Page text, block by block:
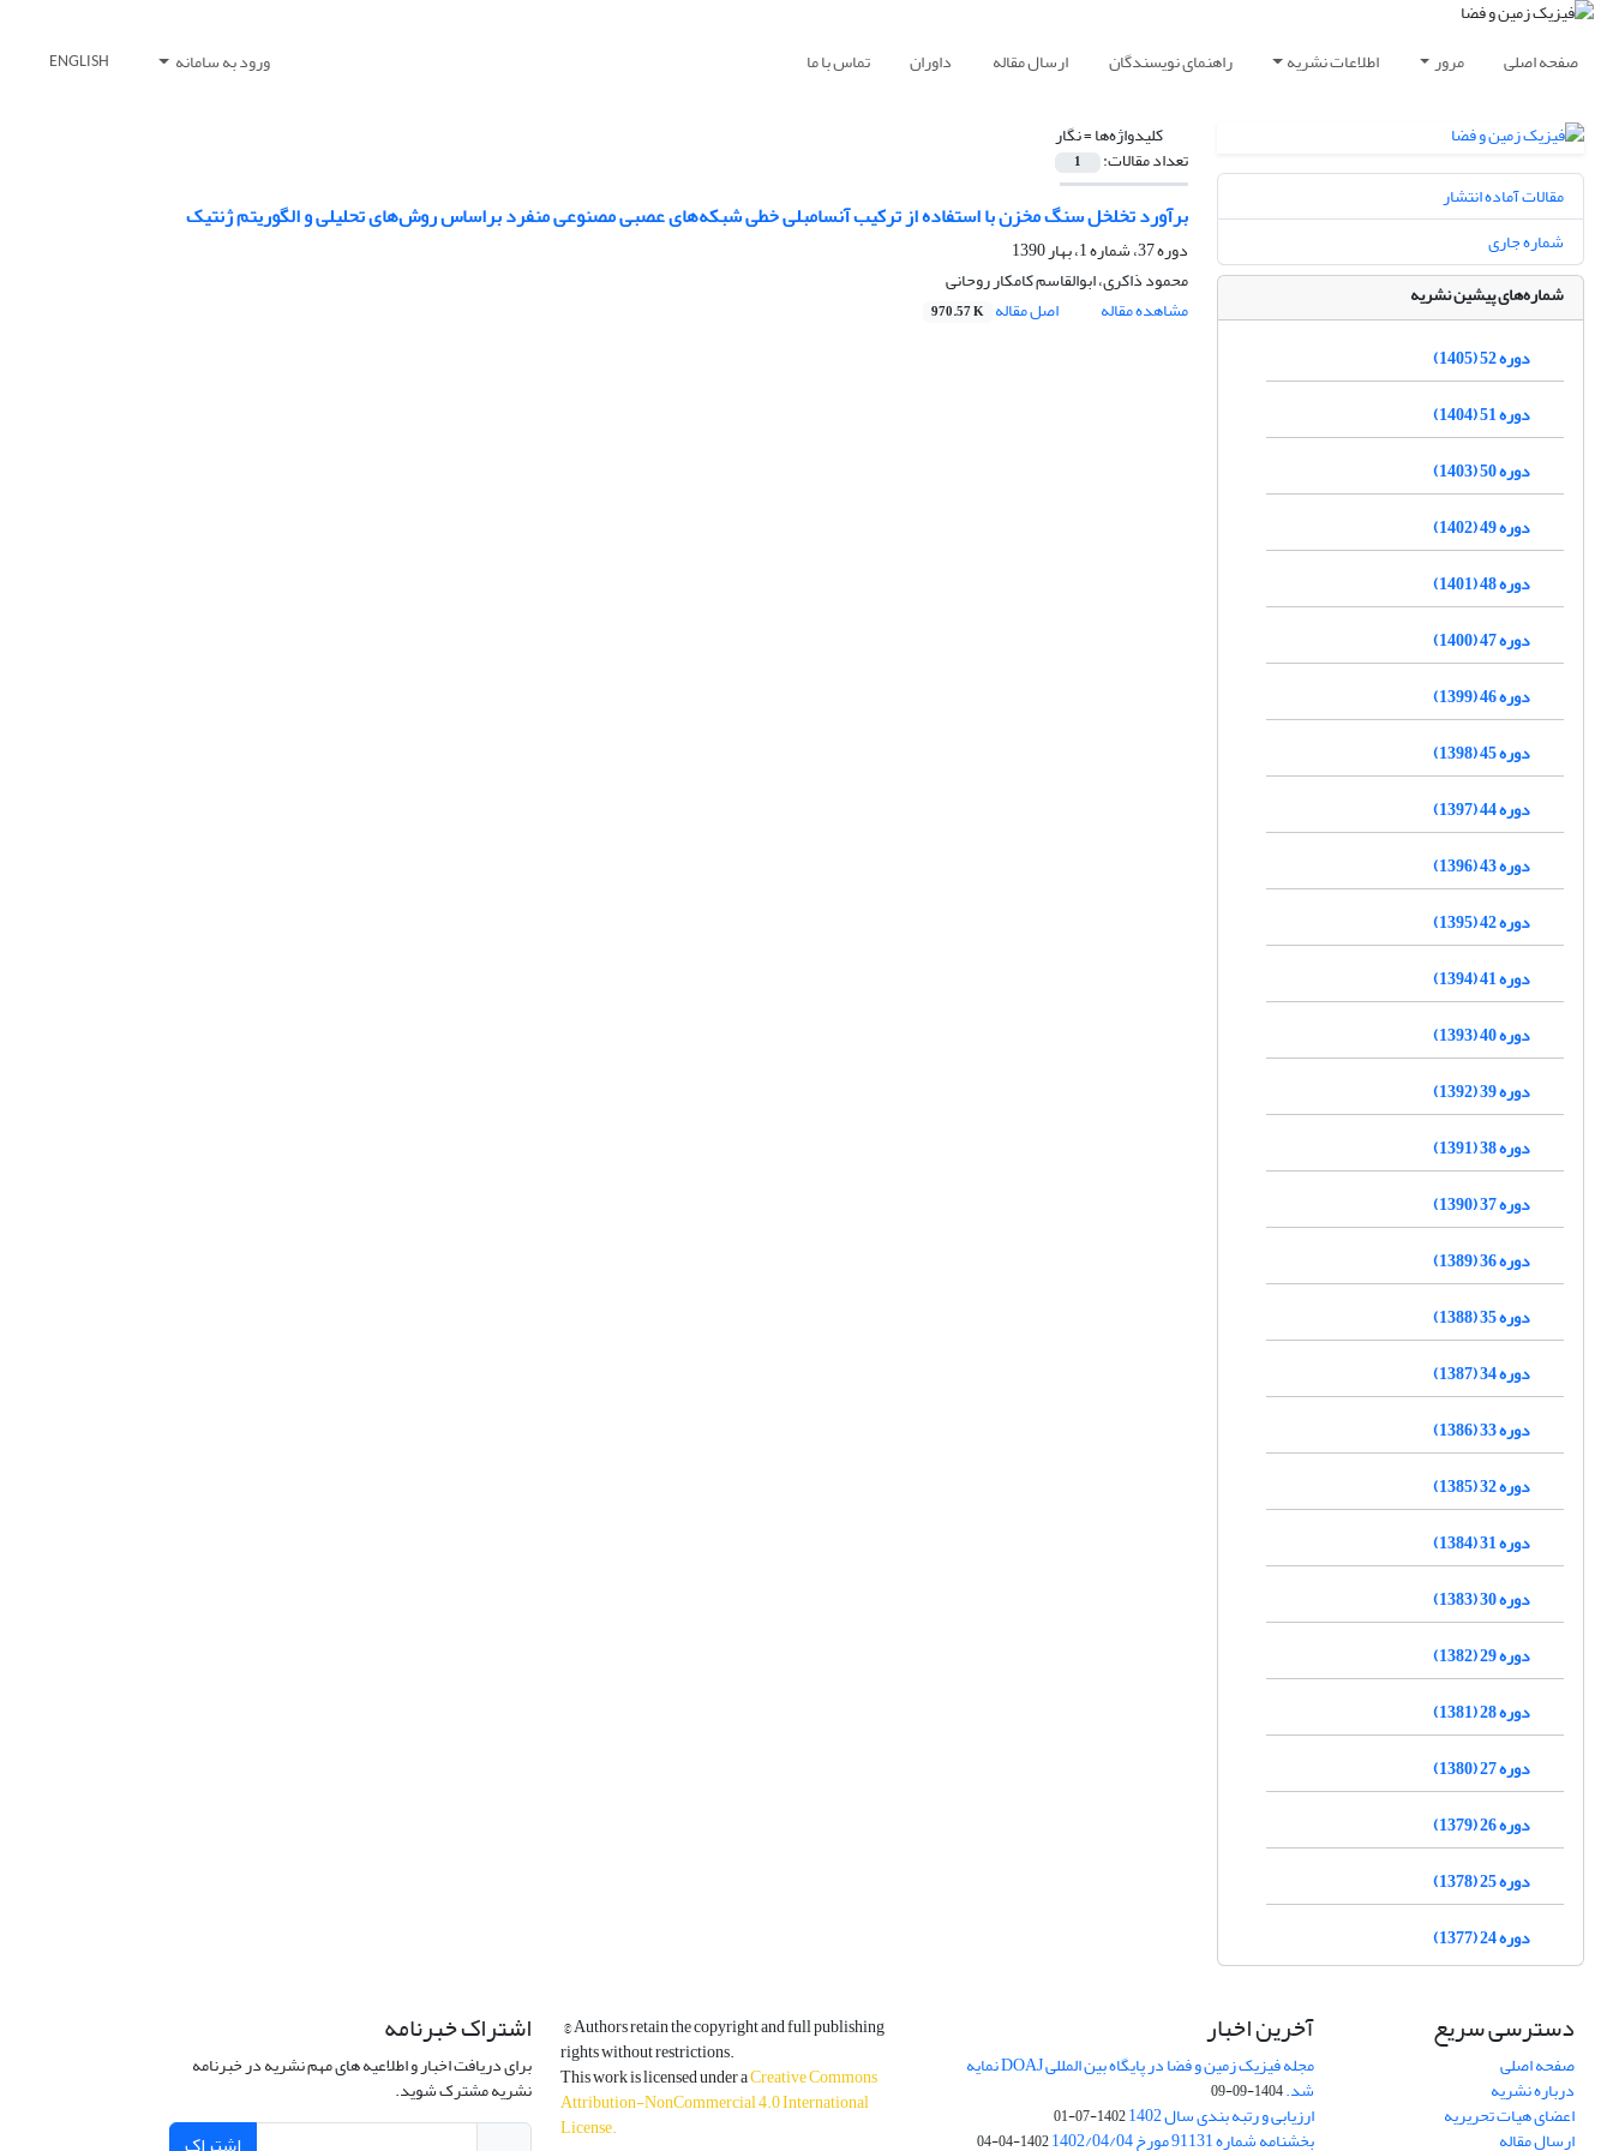
صفحه اصلی مرور اطلاعات نشریه راهنمای نویسندگان ارسال مقاله داوران تماس با ما ورود به سامانه ENGLISH
کلیدواژه‌ها =نگار
تعداد مقالات: 1
برآورد تخلخل سنگ مخزن با استفاده از ترکیب آنسامبلی خطی شبکه‌های عصبی مصنوعی منفرد براساس روش‌های تحلیلی و الگوریتم ژنتیک
دوره 37، شماره 1، بهار 1390
محمود ذاکری، ابوالقاسم کامکار روحانی
مشاهده مقاله
اصل مقاله 970.57 K
مقالات آماده انتشار
شماره جاری
شماره‌های پیشین نشریه
دوره 52 (1405)
دوره 51 (1404)
دوره 50 (1403)
دوره 49 (1402)
دوره 48 (1401)
دوره 47 (1400)
دوره 46 (1399)
دوره 45 (1398)
دوره 44 (1397)
دوره 43 (1396)
دوره 42 (1395)
دوره 41 (1394)
دوره 40 (1393)
دوره 39 (1392)
دوره 38 (1391)
دوره 37 (1390)
دوره 36 (1389)
دوره 35 (1388)
دوره 34 (1387)
دوره 33 (1386)
دوره 32 (1385)
دوره 31 (1384)
دوره 30 (1383)
دوره 29 (1382)
دوره 28 (1381)
دوره 27 (1380)
دوره 26 (1379)
دوره 25 (1378)
دوره 24 (1377)
دسترسی سریع
صفحه اصلی
درباره نشریه
اعضای هیات تحریریه
ارسال مقاله
آخرین اخبار
مجله فیزیک زمین و فضا در پایگاه بین المللی DOAJ نمایه
شد.1404-09-09
ارزیابی و رتبه بندی سال 1402 1402-07-01
بخشنامه شماره 91131 مورخ 1402/04/04 1402-04-04
© Authors retain the copyright and full publishing
rights without restrictions.
This work is licensed under aCreative Commons
Attribution-NonCommercial 4.0 International
License.
اشتراک خبرنامه
برای دریافت اخبار و اطلاعیه های مهم نشریه در خبرنامه
نشریه مشترک شوید.